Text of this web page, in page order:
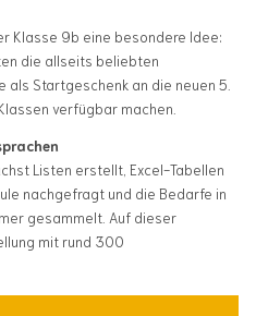
Klasse 9b eine besondere Idee:
die allseits beliebten
Startgeschenk an die neuen 5.
verfügbar machen.
Listen erstellt, Excel-Tabellen
nachgefragt und die Bedarfe in
gesammelt. Auf dieser
mit rund 300